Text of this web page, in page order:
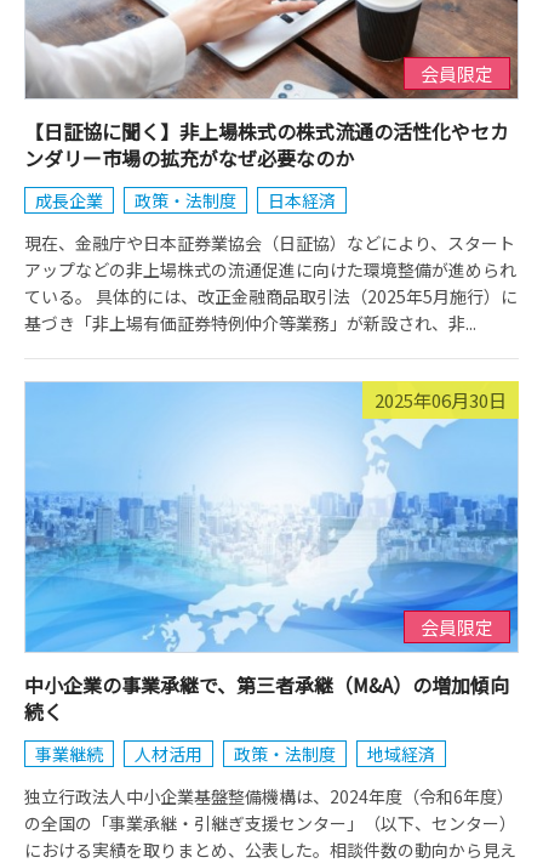
会員限定
【日証協に聞く】非上場株式の株式流通の活性化やセカ
ンダリー市場の拡充がなぜ必要なのか
成長企業 政策・法制度
日本経済
現在、金融庁や日本証券業協会（日証協）などにより、スタート
アップなどの非上場株式の流通促進に向けた環境整備が進められ
ている。 具体的には、改正金融商品取引法（2025年5月施行）に
基づき「非上場有価証券特例仲介等業務」が新設され、非...
2025年06月30日
会員限定
中小企業の事業承継で、第三者承継（M&A）の増加傾向
続く
事業継続 人材活用 政策・法制度
地域経済
独立行政法人中小企業基盤整備機構は、2024年度（令和6年度）
の全国の「事業承継・引継ぎ支援センター」（以下、センター）
における実績を取りまとめ、公表した。相談件数の動向から見え